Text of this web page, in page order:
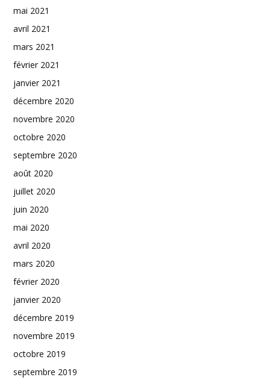
mai 2021
avril 2021
mars 2021
février 2021
janvier 2021
décembre 2020
novembre 2020
octobre 2020
septembre 2020
août 2020
juillet 2020
juin 2020
mai 2020
avril 2020
mars 2020
février 2020
janvier 2020
décembre 2019
novembre 2019
octobre 2019
septembre 2019